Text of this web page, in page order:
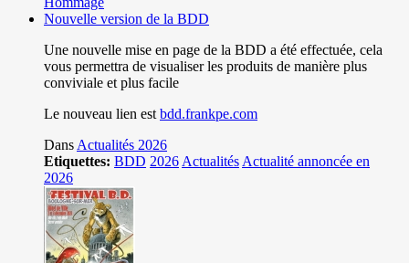
Nouvelle version de la BDD
Une nouvelle mise en page de la BDD a été effectuée, cela
vous permettra de visualiser les produits de manière plus
conviviale et plus facile
Le nouveau lien est bdd.frankpe.com
Dans Actualités 2026
Etiquettes: BDD 2026 Actualités Actualité annoncée en
2026